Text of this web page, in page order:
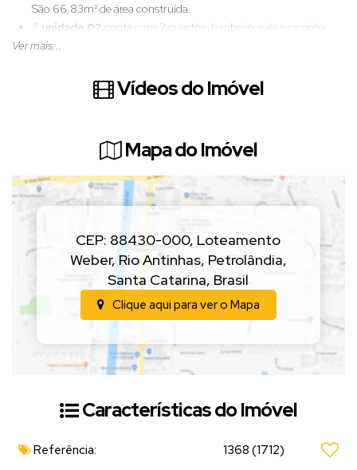
São 66,83m² de área construída.
A unidade 02 conta com 2 quartos, banheiro, sala e cozinha
integradas, área de serviços e espaço com churrasqueira. Possui
unidade 03 oferece 2 quartos, banheiro, sala e cozinha
integradas, área de serviços e área com churrasqueira. São
Unidade 01:335 mil
Unidade 02:350 mil (Vendida)
Unidade 03:315 mil
conhecer de perto essas opções!
Ver mais...
Vídeos do Imóvel
Mapa do Imóvel
CEP: 88430-000, Loteamento
Weber, Rio Antinhas, Petrolândia,
Santa Catarina, Brasil
Clique aqui para ver o Mapa
Características do Imóvel
Referência: 1368 (1712)